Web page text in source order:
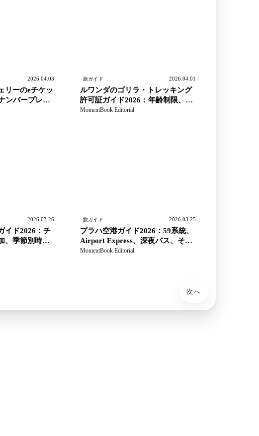
2026.04.03
リーのeチケッ
ンバープレー
旅ガイド 2026.04.01
ルワンダのゴリラ・トレッキング
許可証ガイド2026：年齢制限、キ
ニギ集合、持ち物
MomentBook Editorial
2026.03.26
イド2026：チ
、季節別時
旅ガイド 2026.03.25
プラハ空港ガイド2026：59系統、
Airport Express、深夜バス、そし
て市内へ向かう正しいチケット
MomentBook Editorial
次へ